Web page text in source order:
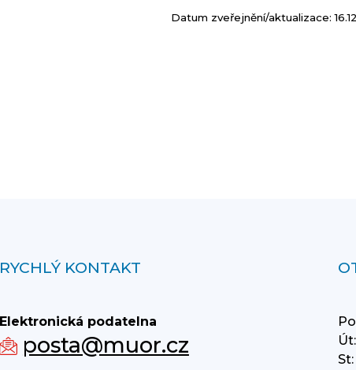
Datum zveřejnění/aktualizace:
RYCHLÝ KONTAKT
Elektronická podatelna
posta@muor.cz
Út:
St: